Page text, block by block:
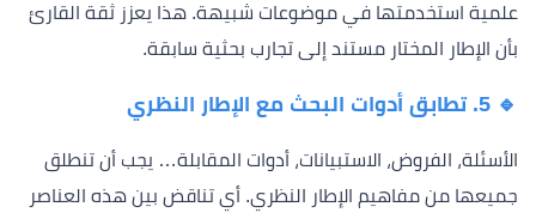
علمية استخدمتها في موضوعات شبيهة. هذا يعزز ثقة القارئ
بأن الإطار المختار مستند إلى تجارب بحثية سابقة.
🔹 5. تطابق أدوات البحث مع الإطار النظري
الأسئلة، الفروض، الاستبيانات، أدوات المقابلة… يجب أن تنطلق
جميعها من مفاهيم الإطار النظري. أي تناقض بين هذه العناصر